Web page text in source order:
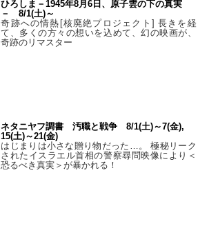
ひろしま－1945年8月6日、原子雲の下の真実
－ 8/1(土)～
奇跡への情熱[核廃絶プロジェクト] 長きを経
て、多くの方々の想いを込めて、幻の映画が、
奇跡のリマスター
ネタニヤフ調書 汚職と戦争 8/1(土)～7(金),
15(土)～21(金)
はじまりは小さな贈り物だった…。 極秘リーク
されたイスラエル首相の警察尋問映像により＜
恐るべき真実＞が暴かれる！